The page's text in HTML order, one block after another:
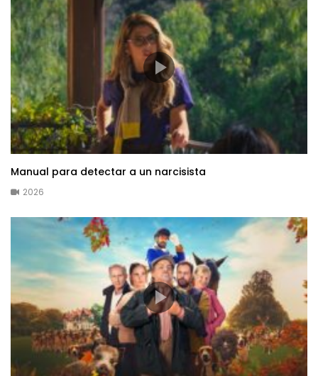
Manual para detectar a un narcisista
2026